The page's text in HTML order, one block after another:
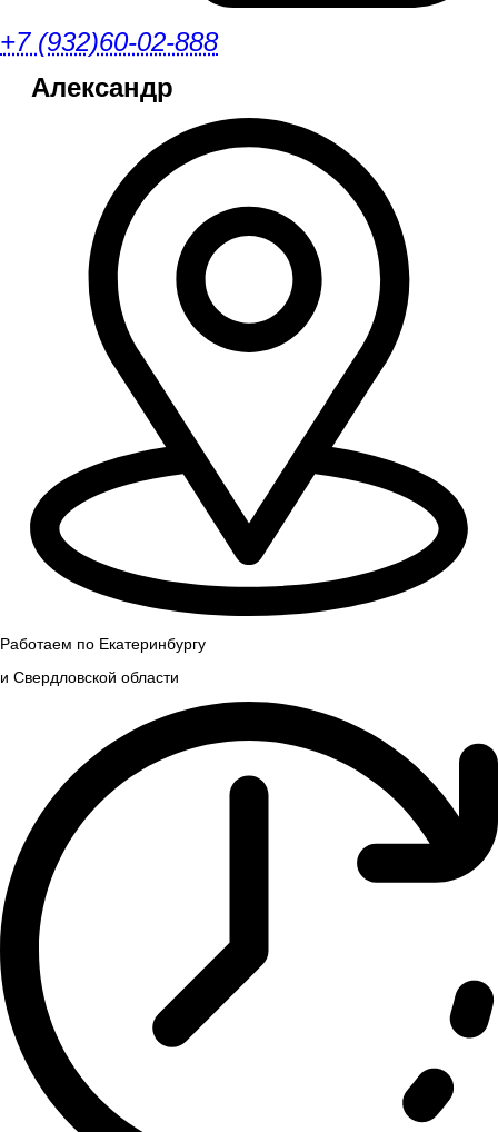
+7 (932)60-02-888
Александр
Работаем по Екатеринбургу
и Свердловской области